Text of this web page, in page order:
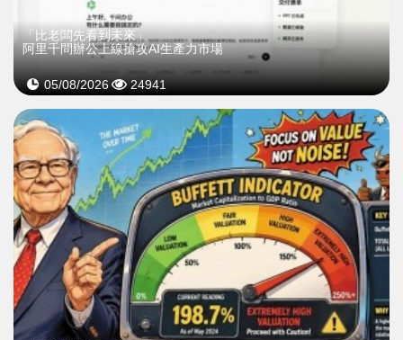
「比老闆先看到未來」
阿里千問辦公上線搶攻AI生產力市場
05/08/2026 24941